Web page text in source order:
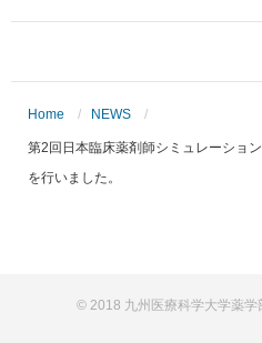
Home NEWS
第2回日本臨床薬剤師シミュレーショ
を行いました。
© 2018 九州医療科学大学薬学